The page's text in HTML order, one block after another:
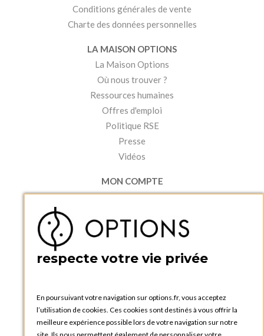
Conditions générales de vente
Charte des données personnelles
LA MAISON OPTIONS
La Maison Options
Où nous trouver ?
Ressources humaines
Offres d'emploi
Politique RSE
Presse
Vidéos
MON COMPTE
Accéder à mon compte
Créer un compte
PRATIQUE
Catalogues et bons de commande
Tutoriels
respecte votre vie privée
En poursuivant votre navigation sur options.fr, vous acceptez
l’utilisation de cookies. Ces cookies sont destinés à vous offrir la
meilleure expérience possible lors de votre navigation sur notre